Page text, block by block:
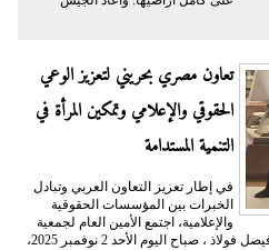
تعاون مصري بحريني لتعزيز الوعي
الحقوقي والإعلامي وتمكين المرأة في
التنمية المستدامة
في إطار تعزيز التعاون العربي وتبادل
الخبرات بين المؤسسات الحقوقية
والإعلامية، اجتمع الأمين العام لجمعية
البحرين لمراقبة حقوق الإنسان، السيد فيصل فولاذ ، صباح اليوم الأحد 2 نوفمبر 2025،